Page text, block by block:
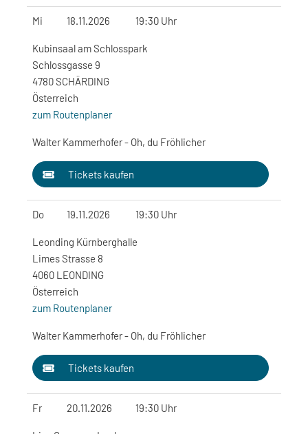
Mi 18.11.2026 19:30 Uhr
Kubinsaal am Schlosspark
Schlossgasse 9
4780 SCHÄRDING
Österreich
zum Routenplaner
Walter Kammerhofer - Oh, du Fröhlicher
Tickets kaufen
Do 19.11.2026 19:30 Uhr
Leonding Kürnberghalle
Limes Strasse 8
4060 LEONDING
Österreich
zum Routenplaner
Walter Kammerhofer - Oh, du Fröhlicher
Tickets kaufen
Fr 20.11.2026 19:30 Uhr